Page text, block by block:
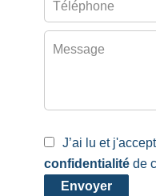
J’ai lu et
confidentialité de
Envoyer